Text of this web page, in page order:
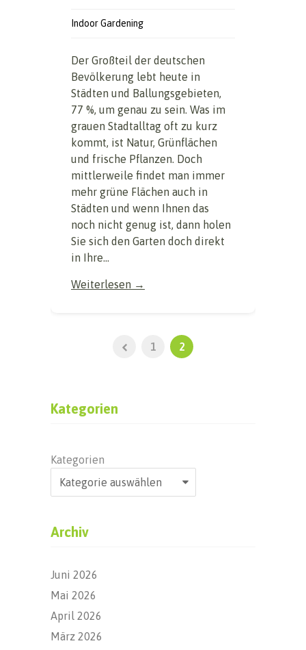
Indoor Gardening
Der Großteil der deutschen
Bevölkerung lebt heute in
Städten und Ballungsgebieten,
77 %, um genau zu sein. Was im
grauen Stadtalltag oft zu kurz
kommt, ist Natur, Grünflächen
und frische Pflanzen. Doch
mittlerweile findet man immer
mehr grüne Flächen auch in
Städten und wenn Ihnen das
noch nicht genug ist, dann holen
Sie sich den Garten doch direkt
in Ihre...
Weiterlesen →
1 2
Kategorien
Kategorien
Archiv
Juni 2026
Mai 2026
April 2026
März 2026